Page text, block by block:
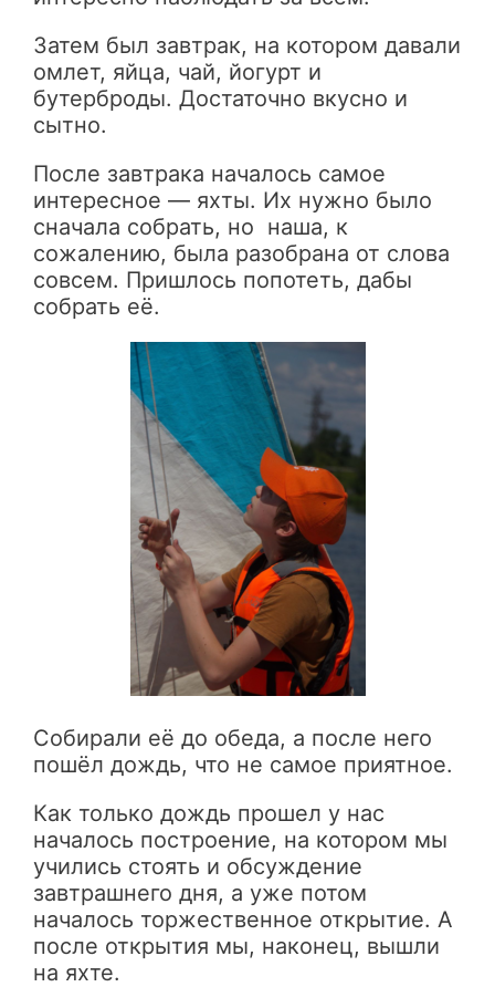
Затем был завтрак, на котором давали
омлет, яйца, чай, йогурт и
бутерброды. Достаточно вкусно и
сытно.
После завтрака началось самое
интересное — яхты. Их нужно было
сначала собрать, но наша, к
сожалению, была разобрана от слова
совсем. Пришлось попотеть, дабы
собрать её.
Собирали её до обеда, а после него
пошёл дождь, что не самое приятное.
Как только дождь прошел у нас
началось построение, на котором мы
учились стоять и обсуждение
завтрашнего дня, а уже потом
началось торжественное открытие. А
после открытия мы, наконец, вышли
на яхте.